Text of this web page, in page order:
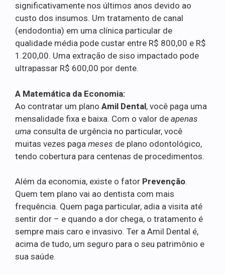
significativamente nos últimos anos devido ao
custo dos insumos. Um tratamento de canal
(endodontia) em uma clínica particular de
qualidade média pode custar entre R$ 800,00 e R$
1.200,00. Uma extração de siso impactado pode
ultrapassar R$ 600,00 por dente.
A Matemática da Economia:
Ao contratar um plano Amil Dental, você paga uma
mensalidade fixa e baixa. Com o valor de apenas
uma consulta de urgência no particular, você
muitas vezes paga meses de plano odontológico,
tendo cobertura para centenas de procedimentos.
Além da economia, existe o fator Prevenção.
Quem tem plano vai ao dentista com mais
frequência. Quem paga particular, adia a visita até
sentir dor – e quando a dor chega, o tratamento é
sempre mais caro e invasivo. Ter a Amil Dental é,
acima de tudo, um seguro para o seu patrimônio e
sua saúde.